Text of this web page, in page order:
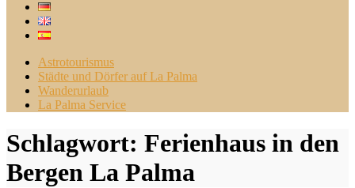
Astrotourismus
Städte und Dörfer auf La Palma
Wanderurlaub
La Palma Service
Schlagwort: Ferienhaus in den
Bergen La Palma